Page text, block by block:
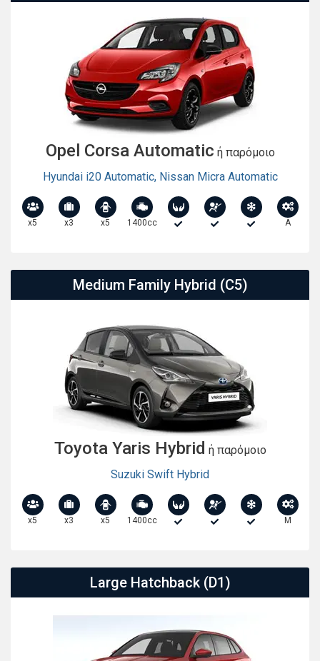
Opel Corsa Automatic ή παρόμοιο
Hyundai i20 Automatic, Nissan Micra Automatic
x5 x3 x5 1400cc A
Medium Family Hybrid (C5)
Toyota Yaris Hybrid ή παρόμοιο
Suzuki Swift Hybrid
x5 x3 x5 1400cc M
Large Hatchback (D1)